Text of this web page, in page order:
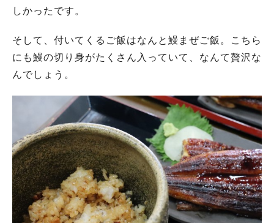
しかったです。
そして、付いてくるご飯はなんと鰻まぜご飯。こちら
にも鰻の切り身がたくさん入っていて、なんて贅沢な
んでしょう。